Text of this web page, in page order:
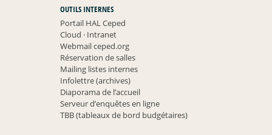
OUTILS INTERNES
Portail HAL Ceped
Cloud ·Intranet
Webmail ceped.org
Réservation de salles
Mailing listes internes
Infolettre (archives)
Diaporama de l’accueil
Serveur d’enquêtes en ligne
TBB (tableaux de bord budgétaires)